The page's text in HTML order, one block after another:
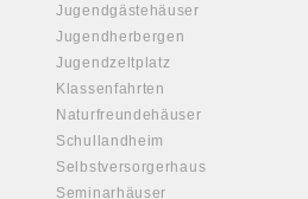
Jugendgästehäuser
Jugendherbergen
Jugendzeltplatz
Klassenfahrten
Naturfreundehäuser
Schullandheim
Selbstversorgerhaus
Seminarhäuser